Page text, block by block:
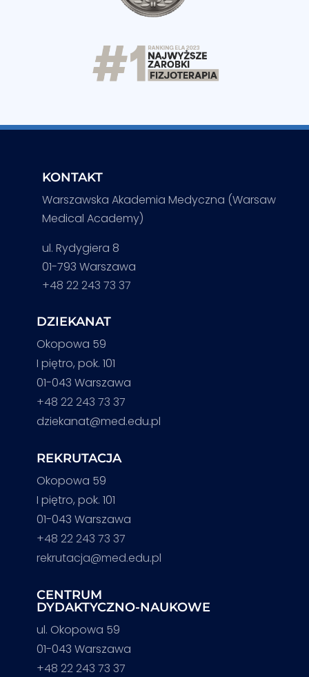
KONTAKT
Warszawska Akademia Medyczna (Warsaw
Medical Academy)
ul. Rydygiera 8
01-793 Warszawa
+48 22 243 73 37
DZIEKANAT
Okopowa 59
I piętro, pok. 101
01-043 Warszawa
+48 22 243 73 37
dziekanat@med.edu.pl
REKRUTACJA
Okopowa 59
I piętro, pok. 101
01-043 Warszawa
+48 22 243 73 37
rekrutacja@med.edu.pl
CENTRUM
DYDAKTYCZNO-NAUKOWE
ul. Okopowa 59
01-043 Warszawa
+48 22 243 73 37